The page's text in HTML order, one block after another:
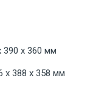
х 360 мм
388 х 358 мм